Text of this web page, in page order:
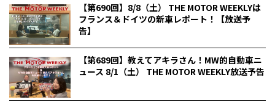
【第690回】8/8（土） THE MOTOR WEEKLYは
フランス＆ドイツの新車レポート！【放送予
告】
【第689回】教えてアキラさん！MW的自動車ニ
ュース 8/1（土） THE MOTOR WEEKLY放送予告